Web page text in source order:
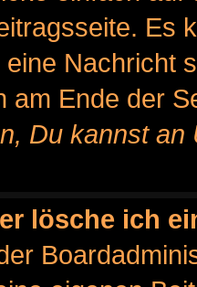
Es
Nachricht
am Ende der
Du kannst
lösche ich